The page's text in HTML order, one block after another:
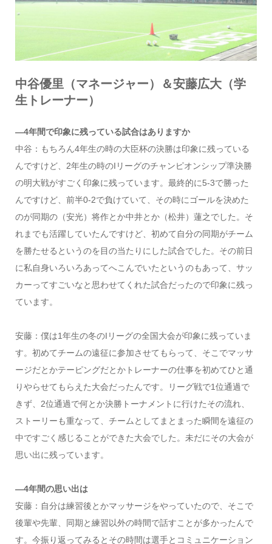
中谷優里（マネージャー）＆安藤広大（学
生トレーナー）
―4年間で印象に残っている試合はありますか
中谷：もちろん4年生の時の大臣杯の決勝は印象に残っている
んですけど、2年生の時のIリーグのチャンピオンシップ準決勝
の明大戦がすごく印象に残っています。最終的に5-3で勝った
んですけど、前半0-2で負けていて、その時にゴールを決めた
のが同期の（安光）将作とか中井とか（松井）蓮之でした。そ
れまでも活躍していたんですけど、初めて自分の同期がチーム
を勝たせるというのを目の当たりにした試合でした。その前日
に私自身いろいろあってへこんでいたというのもあって、サッ
カーってすごいなと思わせてくれた試合だったので印象に残っ
ています。
安藤：僕は1年生の冬のIリーグの全国大会が印象に残っていま
す。初めてチームの遠征に参加させてもらって、そこでマッサ
ージだとかテーピングだとかトレーナーの仕事を初めてひと通
りやらせてもらえた大会だったんです。リーグ戦で1位通過で
きず、2位通過で何とか決勝トーナメントに行けたその流れ、
ストーリーも重なって、チームとしてまとまった瞬間を遠征の
中ですごく感じることができた大会でした。未だにその大会が
思い出に残っています。
―4年間の思い出は
安藤：自分は練習後とかマッサージをやっていたので、そこで
後輩や先輩、同期と練習以外の時間で話すことが多かったんで
す。今振り返ってみるとその時間は選手とコミュニケーション